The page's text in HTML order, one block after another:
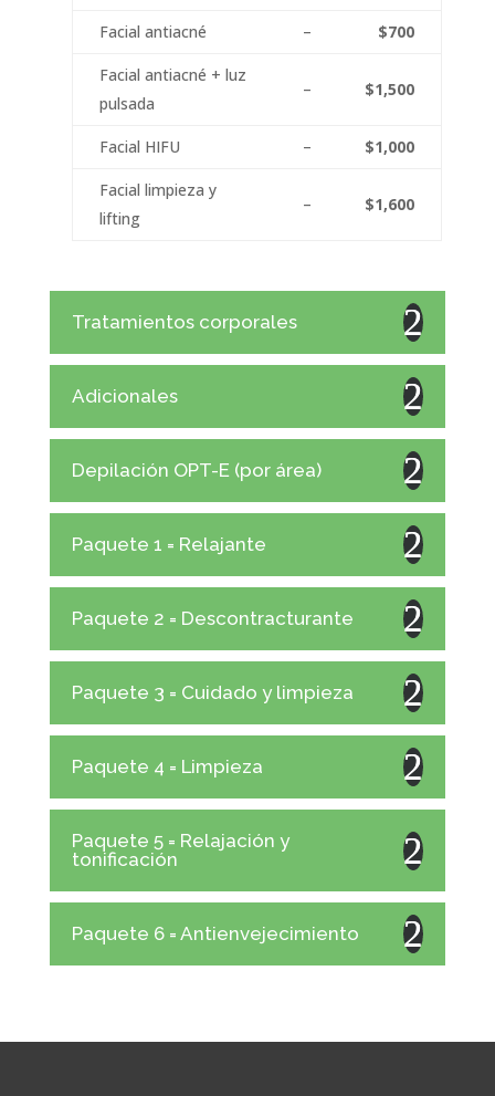
Facial antiacné – $700
Facial antiacné + luz
pulsada
– $1,500
Facial HIFU – $1,000
Facial limpieza y
lifting
– $1,600
Tratamientos corporales
Adicionales
Depilación OPT-E (por área)
Paquete 1 = Relajante
Paquete 2 = Descontracturante
Paquete 3 = Cuidado y limpieza
Paquete 4 = Limpieza
Paquete 5 = Relajación y
tonificación
Paquete 6 = Antienvejecimiento